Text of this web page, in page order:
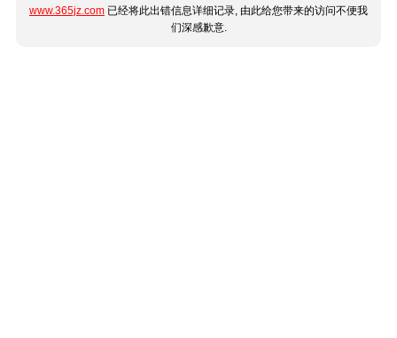
www.365jz.com 已经将此出错信息详细记录, 由此给您带来的访问不便我
们深感歉意.